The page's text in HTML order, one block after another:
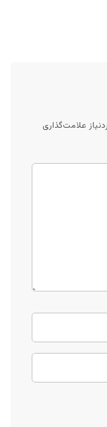
علامت‌گذاری